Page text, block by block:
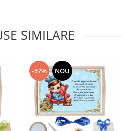
SIMILARE
-57% NOU